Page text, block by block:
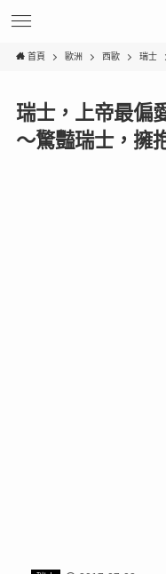
首頁 歐洲 西歐 瑞士
瑞士，上帝最偏
～驚豔瑞士，擁